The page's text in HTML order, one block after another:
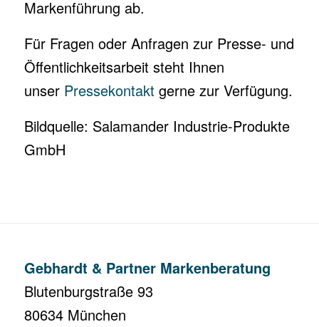
Markenführung ab.
Für Fragen oder Anfragen zur Presse- und
Öffentlichkeitsarbeit steht Ihnen
unser Pressekontakt gerne zur Verfügung.
Bildquelle: Salamander Industrie-Produkte
GmbH
Gebhardt & Partner Markenberatung
Blutenburgstraße 93
80634 München